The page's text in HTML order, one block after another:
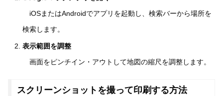
iOSまたはAndroidでアプリを起動し、検索バーから場所を
検索します。
表示範囲を調整
画面をピンチイン・アウトして地図の縮尺を調整します。
スクリーンショットを撮って印刷する方法